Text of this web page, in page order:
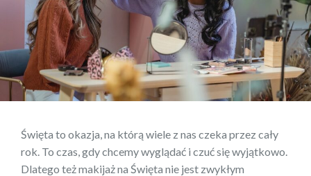
Święta to okazja, na którą wiele z nas czeka przez cały
rok. To czas, gdy chcemy wyglądać i czuć się wyjątkowo.
Dlatego też makijaż na Święta nie jest zwykłym